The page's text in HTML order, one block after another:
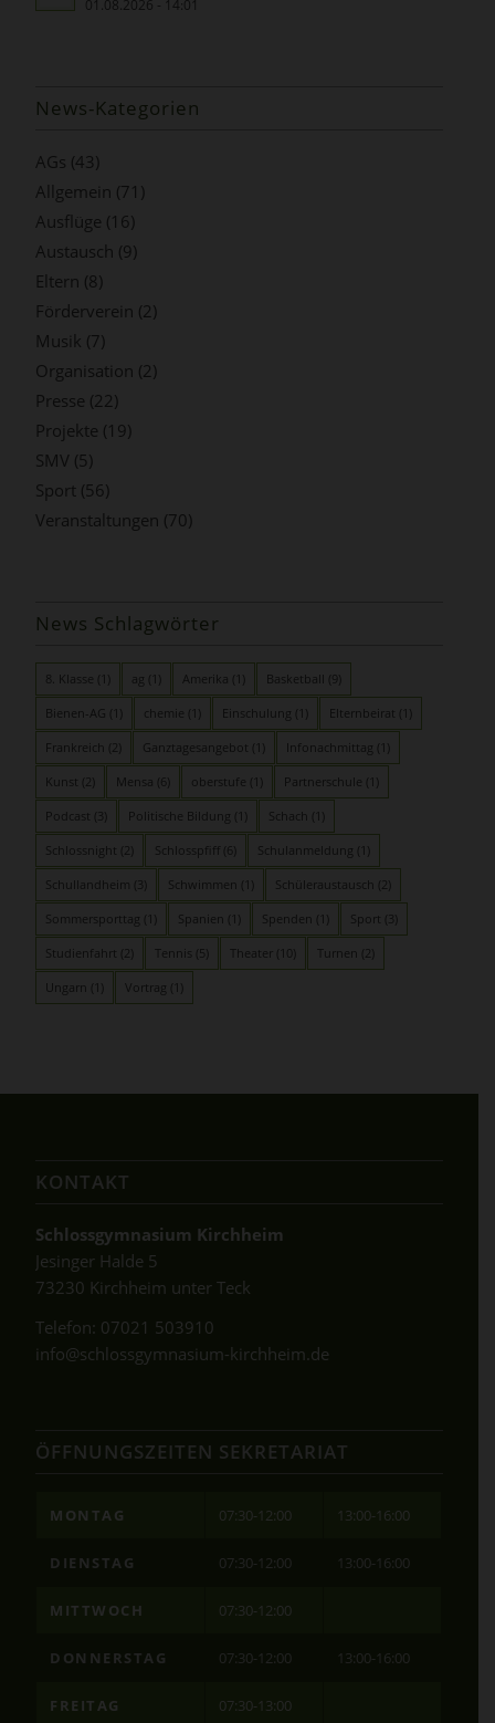
01.08.2026 - 14:01
News-Kategorien
AGs (43)
Allgemein (71)
Ausflüge (16)
Austausch (9)
Eltern (8)
Förderverein (2)
Musik (7)
Organisation (2)
Presse (22)
Projekte (19)
SMV (5)
Sport (56)
Veranstaltungen (70)
News Schlagwörter
8. Klasse (1) ag (1) Amerika (1) Basketball
Bienen-AG (1) chemie (1) Einschulung (1) Elternbeirat (1)
Frankreich Ganztagesangebot (1) Infonachmittag (1)
Kunst Mensa oberstufe (1) Partnerschule (1)
Podcast (3) Politische Bildung (1) Schach (1)
Schlossnight Schlosspfiff Schulanmeldung (1)
Schullandheim (3) Schwimmen (1) Schüleraustausch
Sommersporttag (1) Spanien (1) Spenden (1) Sport (3)
Studienfahrt Tennis Theater (10) Turnen
Ungarn (1) Vortrag (1)
KONTAKT
Schlossgymnasium Kirchheim
Jesinger Halde 5
73230 Kirchheim unter Teck
Telefon: 07021 503910
info@schlossgymnasium-kirchheim.de
ÖFFNUNGSZEITEN SEKRETARIAT
MONTAG 07:30-12:00 13:00-16:00
DIENSTAG 07:30-12:00 13:00-16:00
MITTWOCH 07:30-12:00
DONNERSTAG 07:30-12:00 13:00-16:00
FREITAG 07:30-13:00